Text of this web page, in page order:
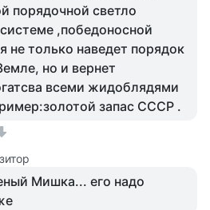
порядочной светло
,победоносной
не только наведет порядок
но и вернет
всеми жидоблядями
запас СССР .
Мишка... его надо